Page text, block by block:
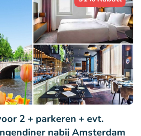
2 + parkeren + evt.
nabij Amsterdam